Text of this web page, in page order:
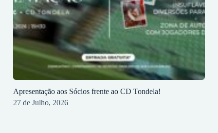
Apresentação aos Sócios frente ao CD Tondela!
27 de Julho, 2026